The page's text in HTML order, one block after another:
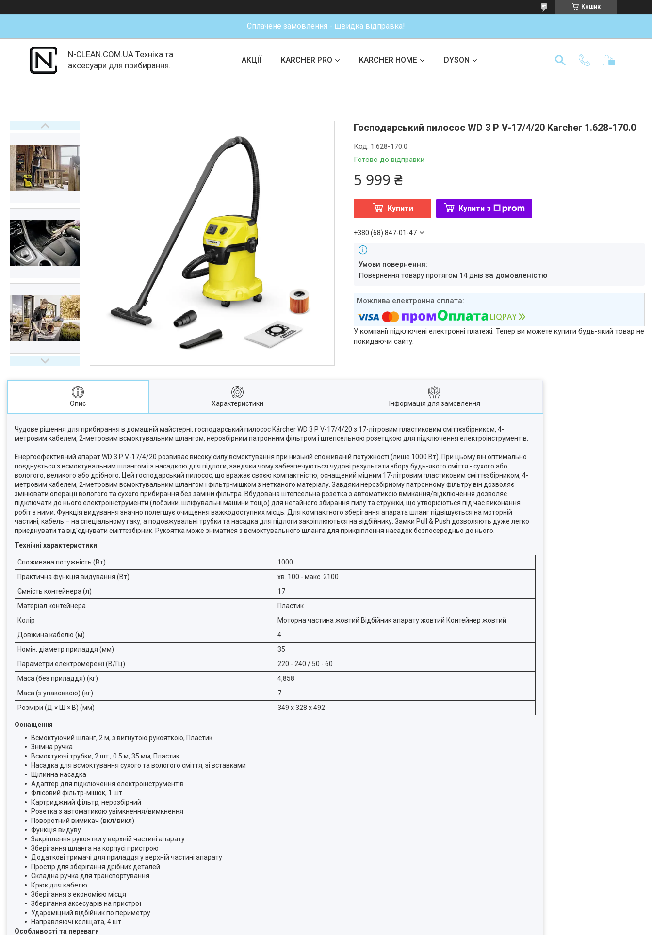
Кошик
Сплачене замовлення - швидка відправка!
N-CLEAN.COM.UA Техніка та
аксесуари для прибирання.
АКЦІЇ KARCHER PRO KARCHER HOME DYSON
Господарський пилосос WD 3 P V-17/4/20 Karcher 1.628-170.0
Готово до відправки
Код: 1.628-170.0
5 999 ₴
Купити Купити з
+380 (68) 847-01-47
повернення товару протягом 14 днівза домовленістю
У компанії підключені електронні платежі. Тепер ви можете купити будь-який товар не
покидаючи сайту.
Опис Характеристики Інформація для замовлення
Чудове рішення для прибирання в домашній майстерні: господарський пилосос Kärcher WD 3 P V-17/4/20 з 17-літровим пластиковим сміттєзбірником, 4-
метровим кабелем, 2-метровим всмоктувальним шлангом, нерозбірним патронним фільтром і штепсельною розетцкою для підключення електроінструментів.
Енергоефективний апарат WD 3 P V-17/4/20 розвиває високу силу всмоктування при низькій споживаній потужності (лише 1000 Вт). При цьому він оптимально
поєднується з всмоктувальним шлангом і з насадкою для підлоги, завдяки чому забезпечуються чудові результати збору будь-якого сміття - сухого або
вологого, великого або дрібного. Цей господарський пилосос, що вражає своєю компактністю, оснащений міцним 17-літровим пластиковим сміттєзбірником, 4-
метровим кабелем, 2-метровим всмоктувальним шлангом і фільтр-мішком з нетканого матеріалу. Завдяки нерозбірному патронному фільтру він дозволяє
змінювати операції вологого та сухого прибирання без заміни фільтра. Вбудована штепсельна розетка з автоматикою вмикання/відключення дозволяє
підключати до нього електроінструменти (лобзики, шліфувальні машини тощо) для негайного збирання пилу та стружки, що утворюються під час виконання
робіт з ними. Функція видування значно полегшує очищення важкодоступних місць. Для компактного зберігання апарата шланг підвішується на моторній
частині, кабель – на спеціальному гаку, а подовжувальні трубки та насадка для підлоги закріплюються на відбійнику. Замки Pull & Push дозволяють дуже легко
приєднувати та від'єднувати сміттєзбірник. Рукоятка може зніматися з всмоктувального шланга для прикріплення насадок безпосередньо до нього.
Технічні характеристики
Споживана потужність (Вт)
1000
Практична функція видування (Вт)
хв. 100 - макс. 2100
Ємність контейнера (л)
17
Матеріал контейнера
Пластик
Колір
Моторна частина жовтий Відбійник апарату жовтий Контейнер жовтий
Довжина кабелю (м)
4
Номін. діаметр приладдя (мм)
35
Параметри електромережі (В/Гц)
220 - 240 / 50 - 60
Маса (без приладдя) (кг)
4,858
Маса (з упаковкою) (кг)
7
Розміри (Д × Ш × В) (мм)
349 x 328 x 492
Оснащення
Всмоктуючий шланг, 2 м, з вигнутою рукояткою, Пластик
Знімна ручка
Всмоктуючі трубки, 2 шт., 0.5 м, 35 мм, Пластик
Насадка для всмоктування сухого та вологого сміття, зі вставками
Щілинна насадка
Адаптер для підключення електроінструментів
Флісовий фільтр-мішок, 1 шт.
Картриджний фільтр, нерозбірний
Розетка з автоматикою увімкнення/вимкнення
Поворотний вимикач (вкл/викл)
Функція видуву
Закріплення рукоятки у верхній частині апарату
Зберігання шланга на корпусі пристрою
Додаткові тримачі для приладдя у верхній частині апарату
Простір для зберігання дрібних деталей
Складна ручка для транспортування
Крюк для кабелю
Зберігання з економією місця
Зберігання аксесуарів на пристрої
Удароміцний відбійник по периметру
Направляючі коліщата, 4 шт.
Особливості та переваги